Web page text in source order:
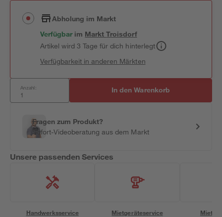
Abholung im Markt
Verfügbar im MarktTroisdorf
Artikel wird 3 Tage für dich hinterlegt
Verfügbarkeit in anderen Märkten
Anzahl: In den Warenkorb
Fragen zum Produkt?
Sofort-Videoberatung aus dem Markt
Unsere passenden Services
Handwerksservice Mietgeräteservice